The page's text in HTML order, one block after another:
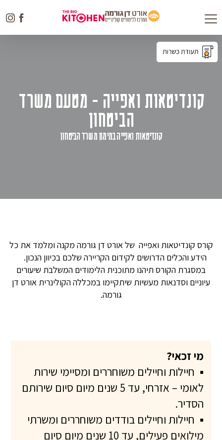
Toggle
navigation
קונדיטאות ואפייה - מטעם משרד
הביטחון
קונדיטאות ואפייה במימון משרד הביטחון
קורס קונדיטאות ואפייה של אורט דן גורמה מקנה ומלמד את כל
הידע והכלים הדרושים לקידום הקריירה שלכם בכיוון הנכון.
במסגרת הקורס תיהנו מתוכנית הלימודים המשלבת שיעורים
עיוניים וסדנאות מעשיות שיתקיימו במכללה הקולינרית אורט דן
גורמה.
מי זכאי?
▪ חיילות וחיילים משוחררים ומסיימי שירות
לאומי – אזרחי, עד 5 שנים מיום סיום שירותם
הסדיר.
▪ חיילות וחיילים בודדים משוחררים ומשרתי
מילואים פעילים, עד 10 שנים מיום סיום